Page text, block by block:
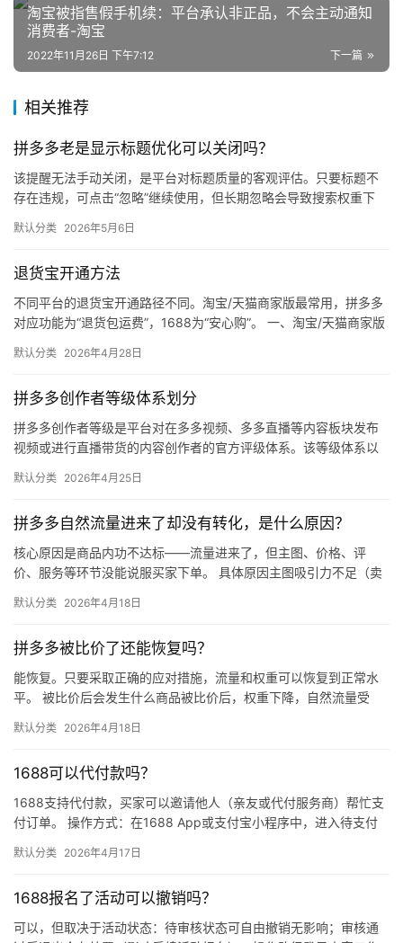
跨
境
电
媒
体
社
登录
淘宝被指售假手机续：平台承认非正品，不会主动通知
消费者-淘宝
下一篇
2022年11月26日 下午7:12
相关推荐
拼多多老是显示标题优化可以关闭吗？
该提醒无法手动关闭，是平台对标题质量的客观评估。只要标题不
存在违规，可点击“忽略”继续使用，但长期忽略会导致搜索权重下
默认分类 2026年5月6日
退货宝开通方法
不同平台的退货宝开通路径不同。淘宝/天猫商家版最常用，拼多多
对应功能为“退货包运费”，1688为“安心购”。 一、淘宝/天猫商家版
默认分类 2026年4月28日
拼多多创作者等级体系划分
拼多多创作者等级是平台对在多多视频、多多直播等内容板块发布
视频或进行直播带货的内容创作者的官方评级体系。该等级体系以
同等级…
默认分类 2026年4月25日
拼多多自然流量进来了却没有转化，是什么原因？
核心原因是商品内功不达标——流量进来了，但主图、价格、评
价、服务等环节没能说服买家下单。 具体原因主图吸引力不足（卖
评少、…
默认分类 2026年4月18日
拼多多被比价了还能恢复吗？
能恢复。只要采取正确的应对措施，流量和权重可以恢复到正常水
平。 被比价后会发生什么商品被比价后，权重下降，自然流量受
网价格…
默认分类 2026年4月18日
1688可以代付款吗？
1688支持代付款，买家可以邀请他人（亲友或代付服务商）帮忙支
付订单。 操作方式：在1688 App或支付宝小程序中，进入待支付
默认分类 2026年4月17日
1688报名了活动可以撤销吗？
可以，但取决于活动状态：待审核状态可自由撤销无影响；审核通